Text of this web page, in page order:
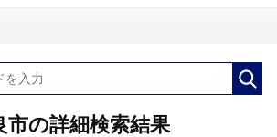
市の詳細検索結果